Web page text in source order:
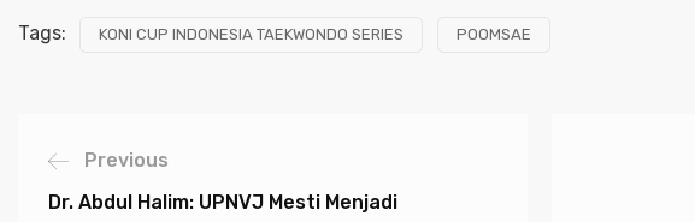
Tags: KONI CUP INDONESIA TAEKWONDO SERIES POOMSAE
Previous
Dr. Abdul Halim: UPNVJ Mesti Menjadi